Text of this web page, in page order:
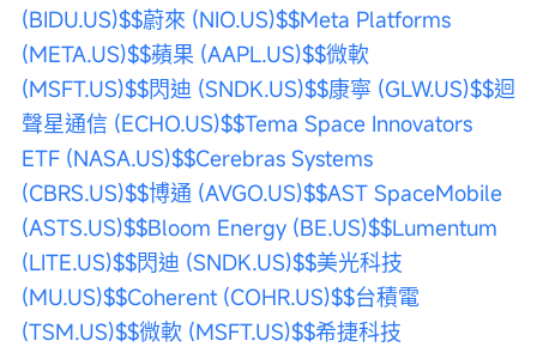
(BIDU.US)$$蔚來 (NIO.US)$$Meta Platforms
(META.US)$$蘋果 (AAPL.US)$$微軟
(MSFT.US)$$閃迪 (SNDK.US)$$康寧 (GLW.US)$$迴
聲星通信 (ECHO.US)$$Tema Space Innovators
ETF (NASA.US)$$Cerebras Systems
(CBRS.US)$$博通 (AVGO.US)$$AST SpaceMobile
(ASTS.US)$$Bloom Energy (BE.US)$$Lumentum
(LITE.US)$$閃迪 (SNDK.US)$$美光科技
(MU.US)$$Coherent (COHR.US)$$台積電
(TSM.US)$$微軟 (MSFT.US)$$希捷科技